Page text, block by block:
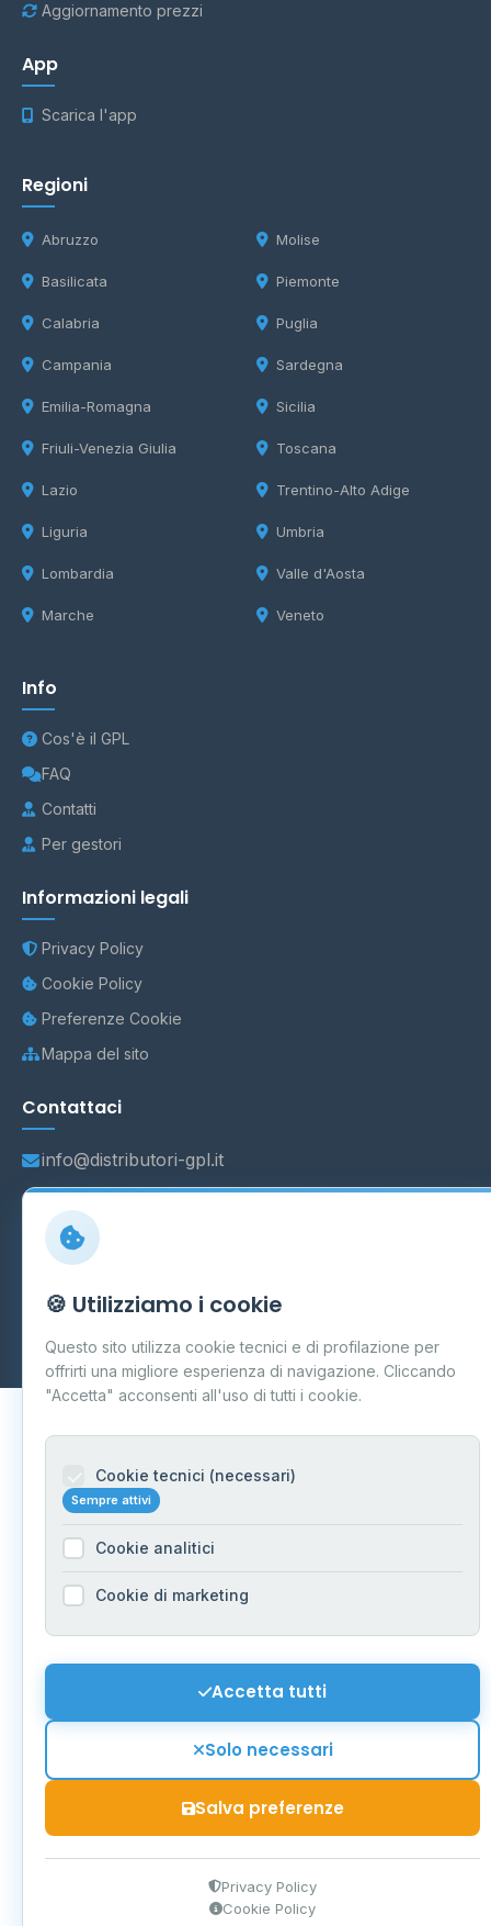
Aggiornamento prezzi
App
Scarica l'app
Regioni
Abruzzo
Basilicata
Calabria
Campania
Emilia-Romagna
Friuli-Venezia Giulia
Lazio
Liguria
Lombardia
Marche
Molise
Piemonte
Puglia
Sardegna
Sicilia
Toscana
Trentino-Alto Adige
Umbria
Valle d'Aosta
Veneto
Info
Cos'è il GPL
FAQ
Contatti
Per gestori
Informazioni legali
Privacy Policy
Cookie Policy
Preferenze Cookie
Mappa del sito
Contattaci
info@distributori-gpl.it
Carpi P.IVA 03859300364
Aggiornamento quotidiano
🍪 Utilizziamo i cookie
Questo sito utilizza cookie tecnici e di profilazione per
offrirti una migliore esperienza di navigazione. Cliccando
"Accetta" acconsenti all'uso di tutti i cookie.
Cookie tecnici (necessari)
Sempre attivi
Cookie analitici
Cookie di marketing
Accetta tutti
Solo necessari
Salva preferenze
Privacy Policy
Cookie Policy